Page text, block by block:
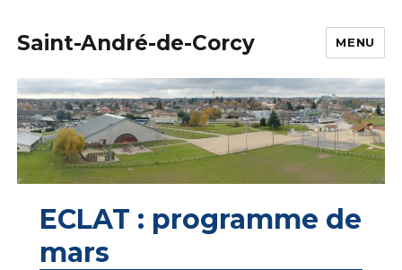
Saint-André-de-Corcy MENU
ECLAT : programme de
mars